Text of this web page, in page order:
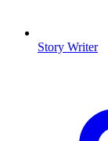
Story Writer